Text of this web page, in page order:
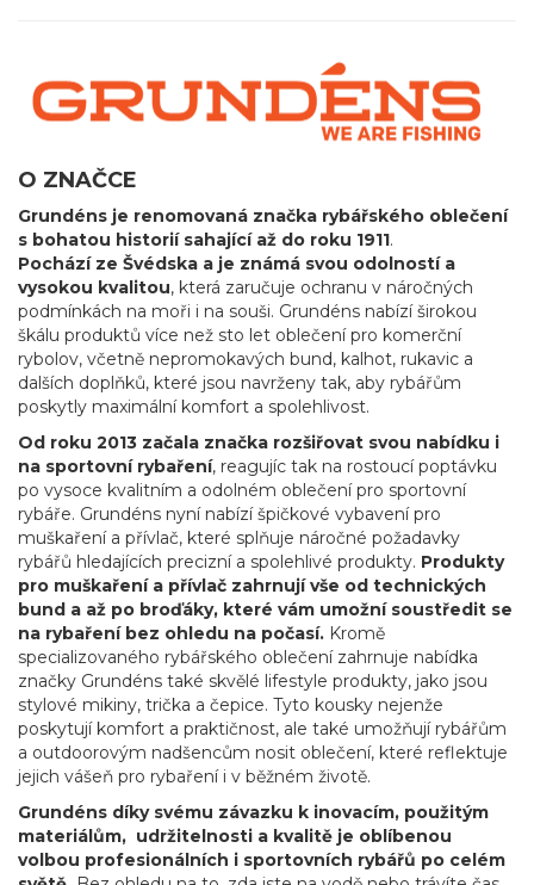
O ZNAČCE
Grundéns je renomovaná značka rybářského oblečení
s bohatou historií sahající až do roku 1911.
Pochází ze Švédska a je známá svou odolností a
vysokou kvalitou, která zaručuje ochranu v náročných
podmínkách na moři i na souši. Grundéns nabízí širokou
škálu produktů více než sto let oblečení pro komerční
rybolov, včetně nepromokavých bund, kalhot, rukavic a
dalších doplňků, které jsou navrženy tak, aby rybářům
poskytly maximální komfort a spolehlivost.
Od roku 2013 začala značka rozšiřovat svou nabídku i
na sportovní rybaření, reagujíc tak na rostoucí poptávku
po vysoce kvalitním a odolném oblečení pro sportovní
rybáře. Grundéns nyní nabízí špičkové vybavení pro
muškaření a přívlač, které splňuje náročné požadavky
rybářů hledajících precizní a spolehlivé produkty. Produkty
pro muškaření a přívlač zahrnují vše od technických
bund a až po broďáky, které vám umožní soustředit se
na rybaření bez ohledu na počasí. Kromě
specializovaného rybářského oblečení zahrnuje nabídka
značky Grundéns také skvělé lifestyle produkty, jako jsou
stylové mikiny, trička a čepice. Tyto kousky nejenže
poskytují komfort a praktičnost, ale také umožňují rybářům
a outdoorovým nadšencům nosit oblečení, které reflektuje
jejich vášeň pro rybaření i v běžném životě.
Grundéns díky svému závazku k inovacím, použitým
materiálům, udržitelnosti a kvalitě je oblíbenou
volbou profesionálních i sportovních rybářů po celém